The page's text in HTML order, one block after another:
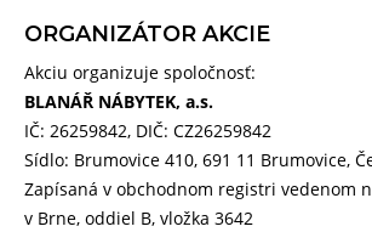
ORGANIZÁTOR AKCIE
Akciu organizuje spoločnosť:
BLANÁŘ NÁBYTEK, a.s.
IČ: 26259842, DIČ: CZ26259842
Sídlo: Brumovice 410, 691 11 Brumovice,
Zapísaná v obchodnom registri vedenom
v Brne, oddiel B, vložka 3642